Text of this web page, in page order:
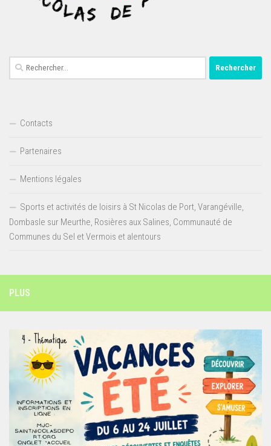
Rechercher :
Contacts
Partenaires
Mentions légales
Sports et activités de loisirs à St Nicolas de Port, Varangéville,
Dombasle sur Meurthe, Rosières aux Salines, Communauté de
Communes du Sel et Vermois et alentours
PLUS